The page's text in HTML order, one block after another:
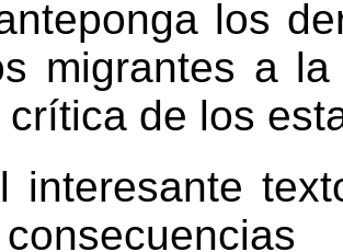
los
migrantes a
crítica de los
interesante